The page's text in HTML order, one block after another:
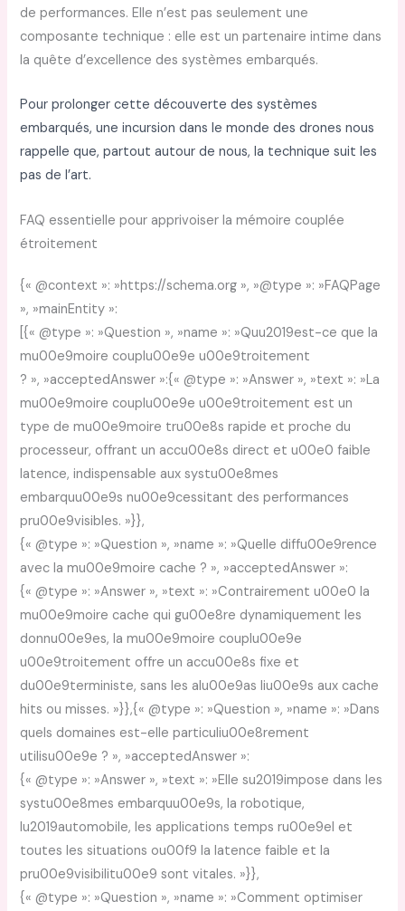
de performances. Elle n’est pas seulement une
composante technique : elle est un partenaire intime dans
la quête d’excellence des systèmes embarqués.
Pour prolonger cette découverte des systèmes
embarqués, une incursion dans le monde des drones nous
rappelle que, partout autour de nous, la technique suit les
pas de l’art.
FAQ essentielle pour apprivoiser la mémoire couplée
étroitement
{« @context »: »https://schema.org », »@type »: »FAQPage
», »mainEntity »:
[{« @type »: »Question », »name »: »Quu2019est-ce que la
mu00e9moire couplu00e9e u00e9troitement
? », »acceptedAnswer »:{« @type »: »Answer », »text »: »La
mu00e9moire couplu00e9e u00e9troitement est un
type de mu00e9moire tru00e8s rapide et proche du
processeur, offrant un accu00e8s direct et u00e0 faible
latence, indispensable aux systu00e8mes
embarquu00e9s nu00e9cessitant des performances
pru00e9visibles. »}},
{« @type »: »Question », »name »: »Quelle diffu00e9rence
avec la mu00e9moire cache ? », »acceptedAnswer »:
{« @type »: »Answer », »text »: »Contrairement u00e0 la
mu00e9moire cache qui gu00e8re dynamiquement les
donnu00e9es, la mu00e9moire couplu00e9e
u00e9troitement offre un accu00e8s fixe et
du00e9terministe, sans les alu00e9as liu00e9s aux cache
hits ou misses. »}},{« @type »: »Question », »name »: »Dans
quels domaines est-elle particuliu00e8rement
utilisu00e9e ? », »acceptedAnswer »:
{« @type »: »Answer », »text »: »Elle su2019impose dans les
systu00e8mes embarquu00e9s, la robotique,
lu2019automobile, les applications temps ru00e9el et
toutes les situations ou00f9 la latence faible et la
pru00e9visibilitu00e9 sont vitales. »}},
{« @type »: »Question », »name »: »Comment optimiser